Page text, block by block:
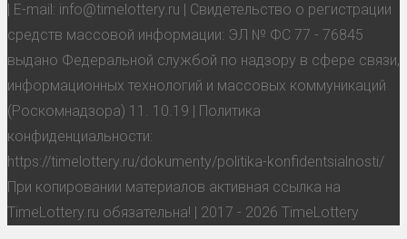
| E-mail: info@timelottery.ru | Свидетельство о регистрации
средств массовой информации: ЭЛ № ФС 77 - 76845
выдано Федеральной службой по надзору в сфере связи,
информационных технологий и массовых коммуникаций
(Роскомнадзора) 11. 10.19 | Политика
конфиденциальности:
https://timelottery.ru/dokumenty/politika-konfidentsialnosti/
При копировании материалов активная ссылка на
TimeLottery.ru обязательна! | 2017 - 2026 TimeLottery